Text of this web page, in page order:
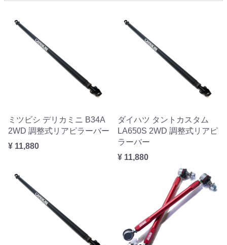
ミツビシ デリカミニ B34A
2WD 調整式リアピラーバー
¥ 11,880
ダイハツ タントカスタム
LA650S 2WD 調整式リアピ
ラーバー
¥ 11,880